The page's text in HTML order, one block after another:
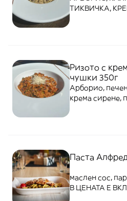
ТИКВИЧКА,
Ризото с
чушки 350г
Арборио,
крема сирене,
Паста
маслен сос,
В ЦЕНАТА Е